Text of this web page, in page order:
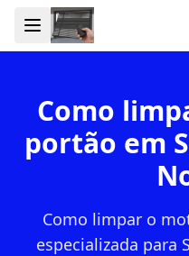
Como
portão em
Como limpar o
especializada para